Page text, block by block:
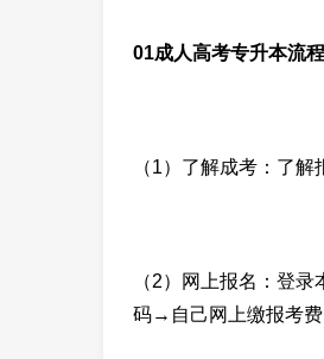
01成人高考专升本流程
（1）了解成考：了
（2）网上报名：登
码→自己网上缴报考费